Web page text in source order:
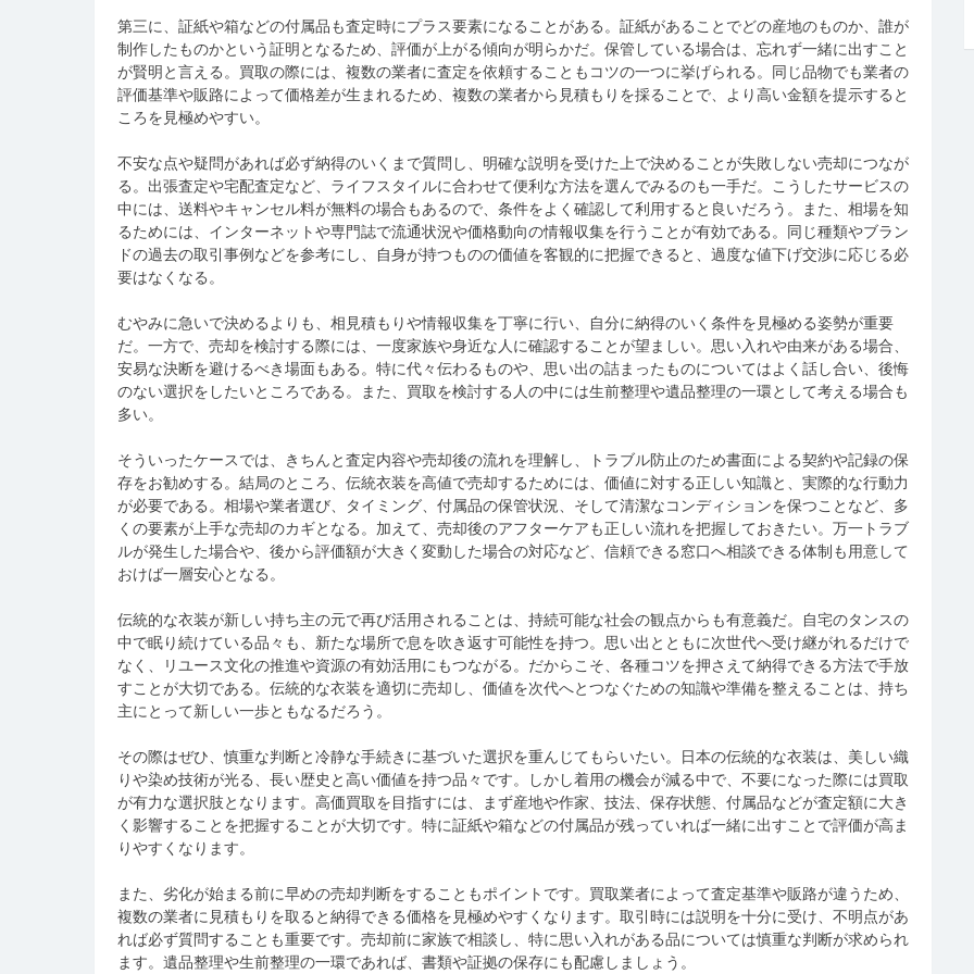
第三に、証紙や箱などの付属品も査定時にプラス要素になることがある。証紙があることでどの産地のものか、誰が
制作したものかという証明となるため、評価が上がる傾向が明らかだ。保管している場合は、忘れず一緒に出すこと
が賢明と言える。買取の際には、複数の業者に査定を依頼することもコツの一つに挙げられる。同じ品物でも業者の
評価基準や販路によって価格差が生まれるため、複数の業者から見積もりを採ることで、より高い金額を提示すると
ころを見極めやすい。
不安な点や疑問があれば必ず納得のいくまで質問し、明確な説明を受けた上で決めることが失敗しない売却につなが
る。出張査定や宅配査定など、ライフスタイルに合わせて便利な方法を選んでみるのも一手だ。こうしたサービスの
中には、送料やキャンセル料が無料の場合もあるので、条件をよく確認して利用すると良いだろう。また、相場を知
るためには、インターネットや専門誌で流通状況や価格動向の情報収集を行うことが有効である。同じ種類やブラン
ドの過去の取引事例などを参考にし、自身が持つものの価値を客観的に把握できると、過度な値下げ交渉に応じる必
要はなくなる。
むやみに急いで決めるよりも、相見積もりや情報収集を丁寧に行い、自分に納得のいく条件を見極める姿勢が重要
だ。一方で、売却を検討する際には、一度家族や身近な人に確認することが望ましい。思い入れや由来がある場合、
安易な決断を避けるべき場面もある。特に代々伝わるものや、思い出の詰まったものについてはよく話し合い、後悔
のない選択をしたいところである。また、買取を検討する人の中には生前整理や遺品整理の一環として考える場合も
多い。
そういったケースでは、きちんと査定内容や売却後の流れを理解し、トラブル防止のため書面による契約や記録の保
存をお勧めする。結局のところ、伝統衣装を高値で売却するためには、価値に対する正しい知識と、実際的な行動力
が必要である。相場や業者選び、タイミング、付属品の保管状況、そして清潔なコンディションを保つことなど、多
くの要素が上手な売却のカギとなる。加えて、売却後のアフターケアも正しい流れを把握しておきたい。万一トラブ
ルが発生した場合や、後から評価額が大きく変動した場合の対応など、信頼できる窓口へ相談できる体制も用意して
おけば一層安心となる。
伝統的な衣装が新しい持ち主の元で再び活用されることは、持続可能な社会の観点からも有意義だ。自宅のタンスの
中で眠り続けている品々も、新たな場所で息を吹き返す可能性を持つ。思い出とともに次世代へ受け継がれるだけで
なく、リユース文化の推進や資源の有効活用にもつながる。だからこそ、各種コツを押さえて納得できる方法で手放
すことが大切である。伝統的な衣装を適切に売却し、価値を次代へとつなぐための知識や準備を整えることは、持ち
主にとって新しい一歩ともなるだろう。
その際はぜひ、慎重な判断と冷静な手続きに基づいた選択を重んじてもらいたい。日本の伝統的な衣装は、美しい織
りや染め技術が光る、長い歴史と高い価値を持つ品々です。しかし着用の機会が減る中で、不要になった際には買取
が有力な選択肢となります。高価買取を目指すには、まず産地や作家、技法、保存状態、付属品などが査定額に大き
く影響することを把握することが大切です。特に証紙や箱などの付属品が残っていれば一緒に出すことで評価が高ま
りやすくなります。
また、劣化が始まる前に早めの売却判断をすることもポイントです。買取業者によって査定基準や販路が違うため、
複数の業者に見積もりを取ると納得できる価格を見極めやすくなります。取引時には説明を十分に受け、不明点があ
れば必ず質問することも重要です。売却前に家族で相談し、特に思い入れがある品については慎重な判断が求められ
ます。遺品整理や生前整理の一環であれば、書類や証拠の保存にも配慮しましょう。